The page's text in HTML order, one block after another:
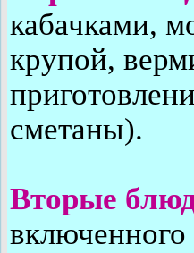
кабачками,
крупой,
сметаны).
Вторые
включенного